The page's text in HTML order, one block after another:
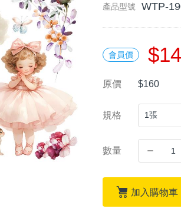
產品型號 WTP-
會員價
原價 $160
規格
數量
加入購物車